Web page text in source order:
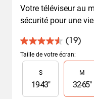
Votre téléviseur au
sécurité pour une
(19)
4.6
sur
5
étoiles.
avis
Taille de votre écran:
Slide 1 of 3
S
19-43"
M
32-65"